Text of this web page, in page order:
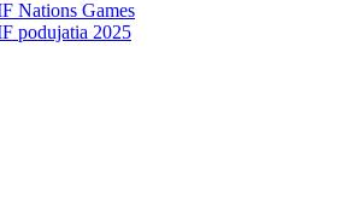
Nations Games
podujatia 2025